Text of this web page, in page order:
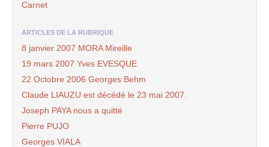
Carnet
ARTICLES DE LA RUBRIQUE
8 janvier 2007 MORA Mireille
19 mars 2007 Yves EVESQUE
22 Octobre 2006 Georges Behm
Claude LIAUZU est décédé le 23 mai 2007.
Joseph PAYA nous a quitté
Pierre PUJO
Georges VIALA